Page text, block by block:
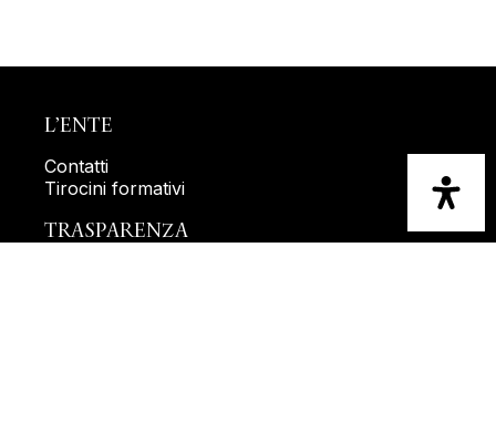
L’ENTE
Contatti
Tirocini formativi
TRASPARENZA